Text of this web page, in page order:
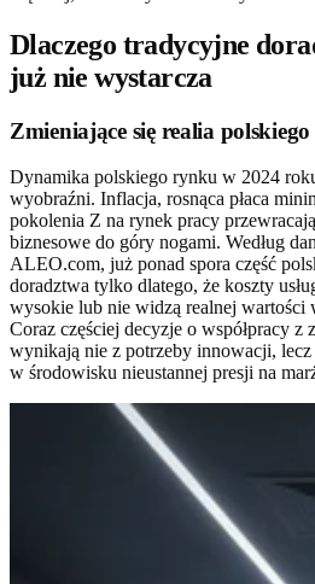
Dlaczego tradycyjne
już nie wystarcza
Zmieniające się realia
Dynamika polskiego rynku w 2024
wyobraźni. Inflacja, rosnąca płaca
pokolenia Z na rynek pracy
biznesowe do góry nogami. Według
ALEO.com, już ponad spora część
doradztwa tylko dlatego, że koszty
wysokie lub nie widzą realnej wartości
Coraz częściej decyzje o współpracy z
wynikają nie z potrzeby innowacji,
w środowisku nieustannej presji na